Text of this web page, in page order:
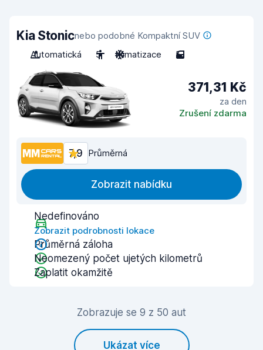
Kia Stonicnebo podobné Kompaktní SUV
Automatická
5 Klimatizace 5
371,31 Kč
za den
Zrušení zdarma
7,9 Průměrná
Zobrazit nabídku
Nedefinováno
Zobrazit podrobnosti lokace
Průměrná záloha
Neomezený počet ujetých kilometrů
Zaplatit okamžitě
Zobrazuje se 9 z 50 aut
Ukázat více